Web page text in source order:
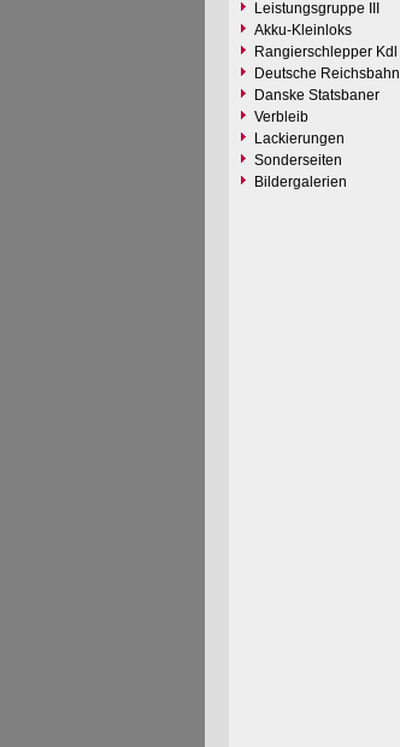
Leistungsgruppe III
Akku-Kleinloks
Rangierschlepper Kdl
Deutsche Reichsbahn
Danske Statsbaner
Verbleib
Lackierungen
Sonderseiten
Bildergalerien